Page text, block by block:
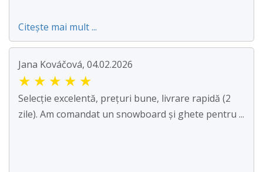
Citește mai mult ...
Jana Kováčová, 04.02.2026
★ ★ ★ ★ ★
Selecție excelentă, prețuri bune, livrare rapidă (2
zile). Am comandat un snowboard și ghete pentru ...